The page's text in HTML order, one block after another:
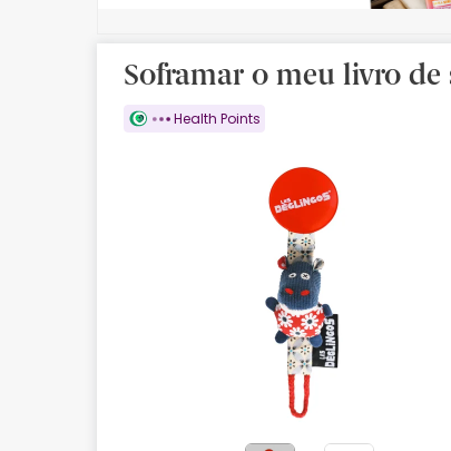
Medicamentos
Cosmética
Soframar o meu livro
Health Points